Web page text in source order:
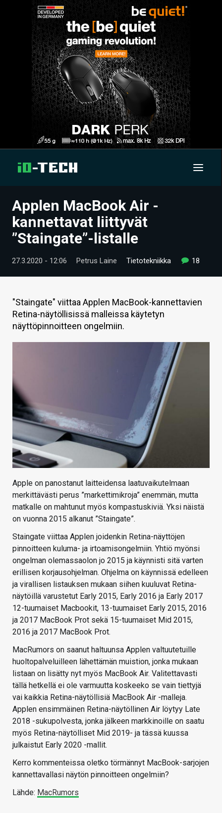
UUTISET
ARTIKKELIT
VIDEOT
TECHBBS
TIETOA
HINTA.FI
HAKU
Applen MacBook Air -
kannettavat liittyvät
”Staingate”-listalle
27.3.2020 - 12:06 Petrus Laine Tietotekniikka 18
"Staingate" viittaa Applen MacBook-kannettavien
Retina-näytöllisissä malleissa käytetyn
näyttöpinnoitteen ongelmiin.
Apple on panostanut laitteidensa laatuvaikutelmaan
merkittävästi perus ”markettimikroja” enemmän, mutta
matkalle on mahtunut myös kompastuskiviä. Yksi näistä
on vuonna 2015 alkanut ”Staingate”.
Staingate viittaa Applen joidenkin Retina-näyttöjen
pinnoitteen kuluma- ja irtoamisongelmiin. Yhtiö myönsi
ongelman olemassaolon jo 2015 ja käynnisti sitä varten
erillisen korjausohjelman. Ohjelma on käynnissä edelleen
ja virallisen listauksen mukaan siihen kuuluvat Retina-
näytöillä varustetut Early 2015, Early 2016 ja Early 2017
12-tuumaiset Macbookit, 13-tuumaiset Early 2015, 2016
ja 2017 MacBook Prot sekä 15-tuumaiset Mid 2015,
2016 ja 2017 MacBook Prot.
MacRumors on saanut haltuunsa Applen valtuutetuille
huoltopalveluilleen lähettämän muistion, jonka mukaan
listaan on lisätty nyt myös MacBook Air. Valitettavasti
tällä hetkellä ei ole varmuutta koskeeko se vain tiettyjä
vai kaikkia Retina-näytöllisiä MacBook Air -malleja.
Applen ensimmäinen Retina-näytöllinen Air löytyy Late
2018 -sukupolvesta, jonka jälkeen markkinoille on saatu
myös Retina-näytölliset Mid 2019- ja tässä kuussa
julkaistut Early 2020 -mallit.
Kerro kommenteissa oletko törmännyt MacBook-sarjojen
kannettavallasi näytön pinnoitteen ongelmiin?
Lähde: MacRumors